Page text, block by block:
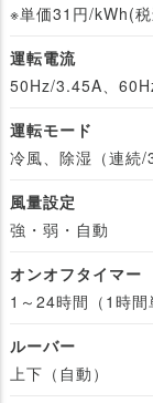
※単価31円/kWh(税
運転電流
50Hz/3.45A、
運転モード
冷風、除湿（連続
風量設定
強・弱・自動
オンオフタイマー
1～24時間（1時間
ルーバー
上下（自動）